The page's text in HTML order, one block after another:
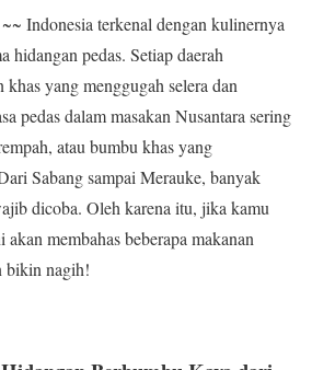
~~ Indonesia terkenal dengan kulinernya
hidangan pedas. Setiap daerah
yang menggugah selera dan
pedas dalam masakan Nusantara sering
atau bumbu khas yang
Sabang sampai Merauke, banyak
dicoba. Oleh karena itu, jika kamu
membahas beberapa makanan
bikin nagih!